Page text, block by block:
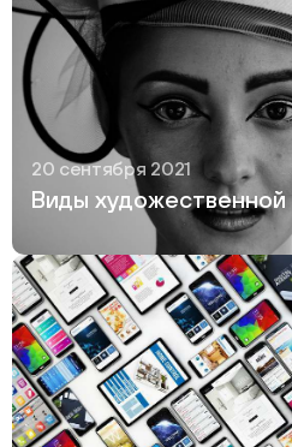
20 сентября 2021
Виды